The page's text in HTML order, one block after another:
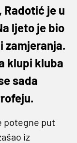
Radotić je u
ljeto je bio
zamjeranja.
klupi kluba
sada
potegne put
iz